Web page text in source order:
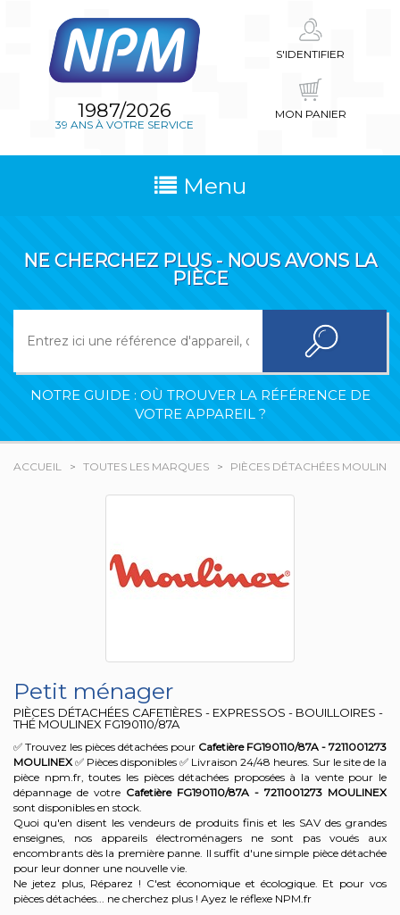
1987/2026
39 ANS À VOTRE SERVICE
S'IDENTIFIER
MON PANIER
Menu
NE CHERCHEZ PLUS - NOUS AVONS LA
PIÈCE
NOTRE GUIDE : OÙ TROUVER LA RÉFÉRENCE DE
VOTRE APPAREIL ?
ACCUEIL TOUTES LES MARQUES PIÈCES DÉTACHÉES MOULINEX
Petit ménager
PIÈCES DÉTACHÉES CAFETIÈRES - EXPRESSOS - BOUILLOIRES -
THÉ MOULINEX FG190110/87A
✅ Trouvez les pièces détachées pour Cafetière FG190110/87A - 7211001273
MOULINEX✅ Pièces disponibles ✅ Livraison 24/48 heures. Sur le site de la
pièce npm.fr, toutes les pièces détachées proposées à la vente pour le
dépannage de votre Cafetière FG190110/87A - 7211001273 MOULINEX
sont disponibles en stock.
Quoi qu'en disent les vendeurs de produits finis et les SAV des grandes
enseignes, nos appareils électroménagers ne sont pas voués aux
encombrants dès la première panne. Il suffit d'une simple pièce détachée
pour leur donner une nouvelle vie.
Ne jetez plus, Réparez ! C'est économique et écologique. Et pour vos
pièces détachées... ne cherchez plus ! Ayez le réflexe NPM.fr